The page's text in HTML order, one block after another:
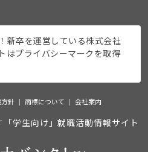
新卒を運営している株式会社
はプライバシーマークを取得
針 商標について 会社案内
学生向け」就職活動情報サイト